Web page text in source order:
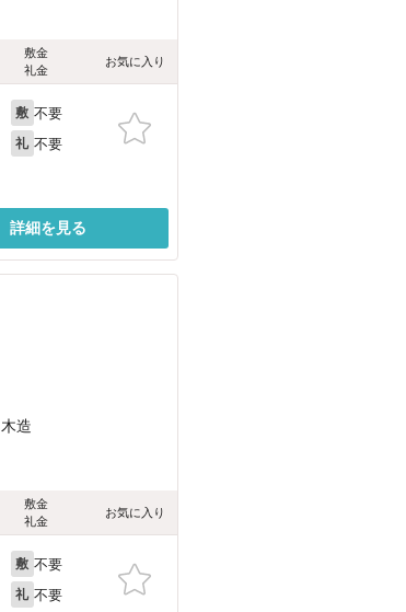
敷金
礼金
お気に入り
敷 不要
礼 不要
詳細を見る
木造
敷金
礼金
お気に入り
敷 不要
礼 不要